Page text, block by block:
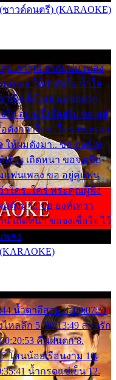
ซาวด์ดนตรี) (KARAOKE)
น การุณ จากแฟน เพลง
เพลง ให้กำลังใจ น้ำใจ
าณีหลั่งไหล ผมขอฝาก
ใจ อย่างนี้เรื่อยไป ขอ อยู่
อดังกว่าใคร..ใคร พระคุณ
ให้ผมดังมา.. ขอ องค์เท
าน เถิดหนา ขอจงเชื่อ
แฟนเพลง ขอ อยู่คู่แฟน
าใคร..ใคร พระคุณผู้ฟัง
ดังมา.. ขอ องค์เทวา
เถิดหนา ขอจงเชื่อใจ ไว้
พลง
น้ำตาอีสาน 3. 00:07:51
หลลึก 5. 00:13:49 ลานรัก
คืนฝนตก 8.
โสนน้อยเรือนงาม 10.
น้ำกรดแช่เย็น 12.